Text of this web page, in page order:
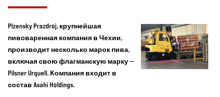
Plzensky Prazdroj, крупнейшая
пивоваренная компания в Чехии,
производит несколько марок пива,
включая свою флагманскую марку —
Pilsner Urquell. Компания входит в
состав Asahi Holdings.